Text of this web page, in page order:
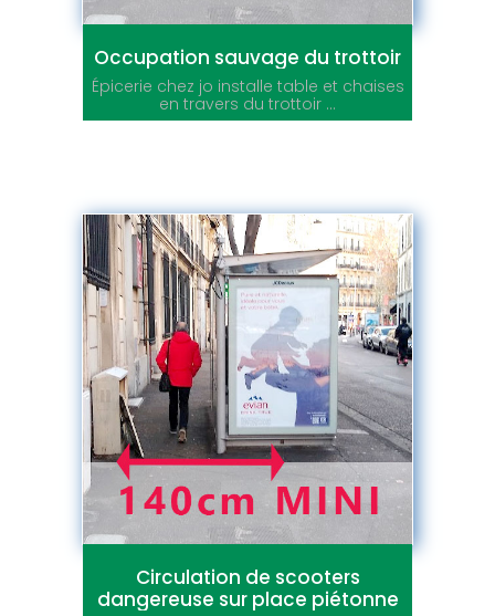
Occupation sauvage du trottoir
Épicerie chez jo installe table et chaises
en travers du trottoir ...
Circulation de scooters
dangereuse sur place piétonne